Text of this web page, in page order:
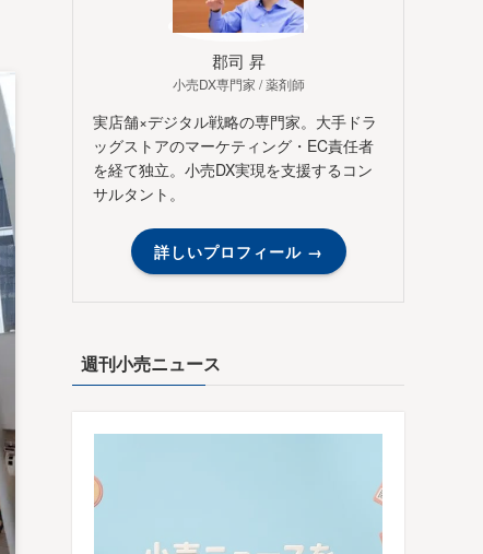
郡司 昇
小売DX専門家 / 薬剤師
実店舗×デジタル戦略の専門家。大手ドラ
ッグストアのマーケティング・EC責任者
を経て独立。小売DX実現を支援するコン
サルタント。
詳しいプロフィール →
週刊小売ニュース